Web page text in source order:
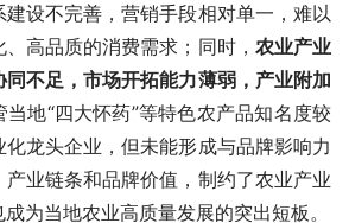
设不完善，营销手段相对单一，难以
高品质的消费需求；同时， 农业产业
不足，市场开拓能力薄弱，产业附加
当地“四大怀药”等特色农产品知名度较
龙头企业，但未能形成与品牌影响力
业链条和品牌价值，制约了农业产业
为当地农业高质量发展的突出短板。